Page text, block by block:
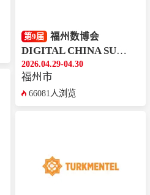
第9届 福州数博会
DIGITAL CHINA SUMMIT
2026.04.29-04.30
福州市
66081人浏览